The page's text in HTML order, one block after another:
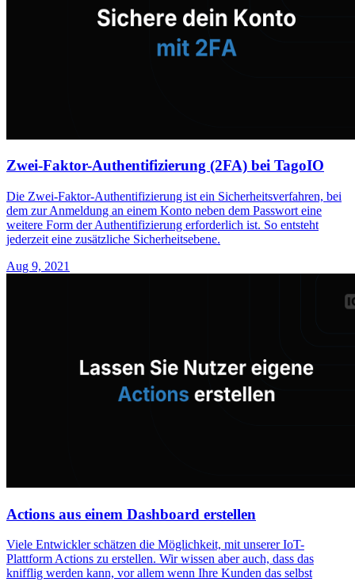
Zwei-Faktor-Authentifizierung (2FA) bei TagoIO
Die Zwei-Faktor-Authentifizierung ist ein Sicherheitsverfahren, bei
dem zur Anmeldung an einem Konto neben dem Passwort eine
weitere Form der Authentifizierung erforderlich ist. So entsteht
jederzeit eine zusätzliche Sicherheitsebene.
Aug 9, 2021
Actions aus einem Dashboard erstellen
Viele Entwickler schätzen die Möglichkeit, mit unserer IoT-
Plattform Actions zu erstellen. Wir wissen aber auch, dass das
knifflig werden kann, vor allem wenn Ihre Kunden das selbst